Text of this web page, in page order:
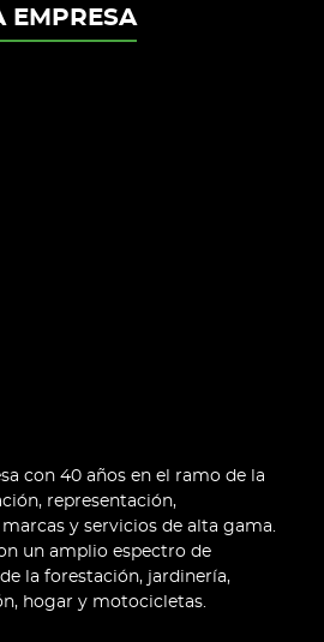
EMPRESA
con 40 años en el ramo de la
representación,
y servicios de alta gama.
un amplio espectro de
la forestación, jardinería,
hogar y motocicletas.